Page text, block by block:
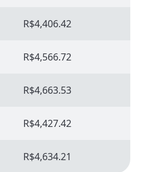
R$4,406.42
R$4,566.72
R$4,663.53
R$4,427.42
R$4,634.21